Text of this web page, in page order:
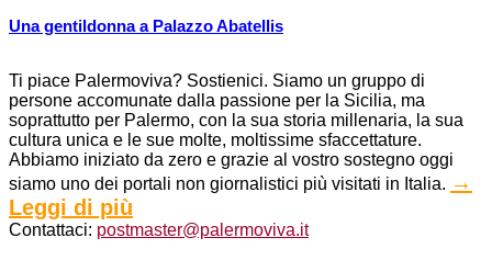
Una gentildonna a Palazzo Abatellis
Ti piace Palermoviva? Sostienici. Siamo un gruppo di
persone accomunate dalla passione per la Sicilia, ma
soprattutto per Palermo, con la sua storia millenaria, la sua
cultura unica e le sue molte, moltissime sfaccettature.
Abbiamo iniziato da zero e grazie al vostro sostegno oggi
siamo uno dei portali non giornalistici più visitati in Italia. →
Leggi di più
Contattaci: postmaster@palermoviva.it